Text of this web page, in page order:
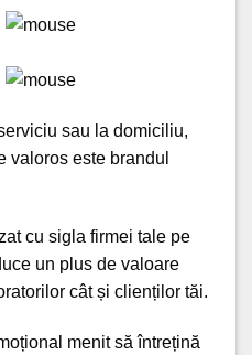
sau la domiciliu,
valoros este brandul
cu sigla firmei tale pe
un plus de valoare
cât și clienților tăi.
menit să întrețină